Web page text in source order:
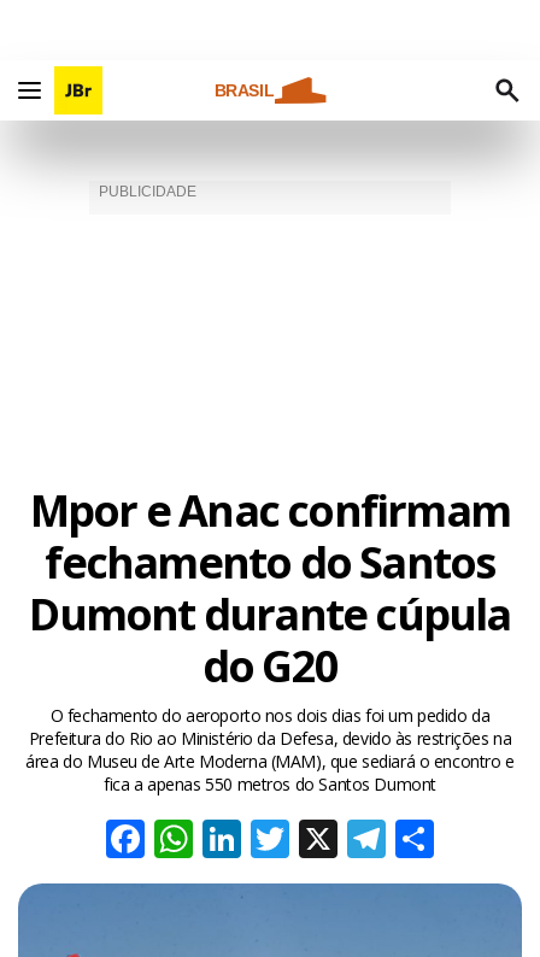
BRASIL
Mpor e Anac confirmam
fechamento do Santos
Dumont durante cúpula
do G20
O fechamento do aeroporto nos dois dias foi um pedido da
Prefeitura do Rio ao Ministério da Defesa, devido às restrições na
área do Museu de Arte Moderna (MAM), que sediará o encontro e
fica a apenas 550 metros do Santos Dumont
Facebook
WhatsApp
LinkedIn
Twitter
X